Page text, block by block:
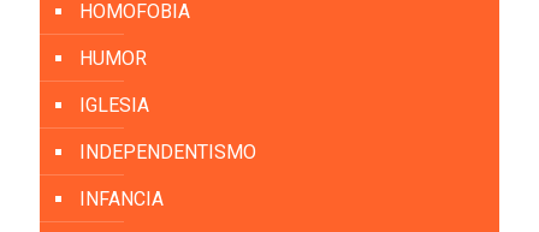
HOMOFOBIA
HUMOR
IGLESIA
INDEPENDENTISMO
INFANCIA